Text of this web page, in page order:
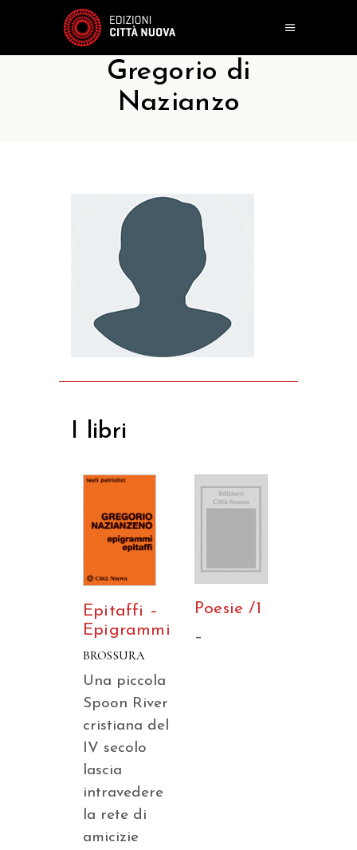
Gregorio di
Nazianzo
I libri
Epitaffi –
Epigrammi
BROSSURA
Una piccola
Spoon River
cristiana del
IV secolo
lascia
intravedere
la rete di
amicizie
Poesie /1
–